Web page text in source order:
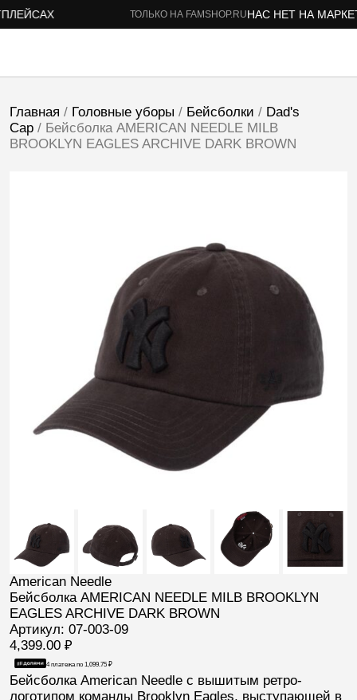
ТОЛЬКО НА FAMSHOP.RUНАС НЕТ НА
Главная / Головные уборы / Бейсболки / Dad's
Cap/ Бейсболка AMERICAN NEEDLE MILB
BROOKLYN EAGLES ARCHIVE DARK BROWN
American Needle
Бейсболка AMERICAN NEEDLE MILB BROOKLYN
EAGLES ARCHIVE DARK BROWN
Артикул: 07-003-09
4,399.00 ₽
4 платежа по 1,099.75 ₽
БейсболкаAmerican Needleс вышитым ретро-
логотипом команды Brooklyn Eagles, выступающей в